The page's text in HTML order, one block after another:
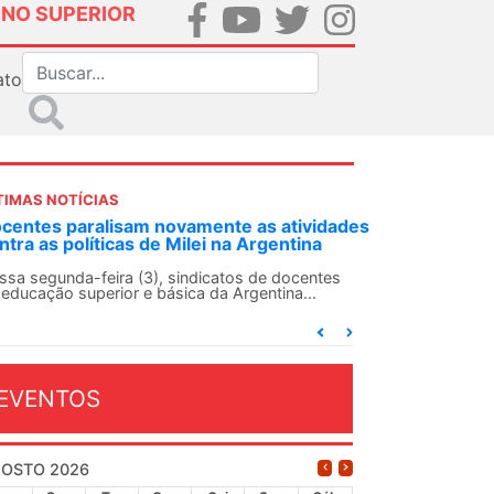
SUPERIOR
NOTÍCIAS
SN convoca docentes para Dia de
Internacionalista com Cuba em
13 de agosto
ANDES-SN conclama suas seções sindicais e o
2026